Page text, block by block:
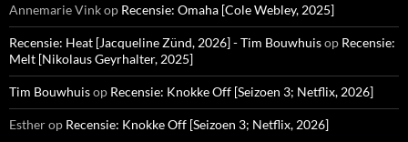
Annemarie Vinkop Recensie: Omaha [Cole Webley, 2025]
Recensie: Heat [Jacqueline Zünd, 2026] - Tim Bouwhuisop Recensie:
Melt [Nikolaus Geyrhalter, 2025]
Tim Bouwhuisop Recensie: Knokke Off [Seizoen 3; Netflix, 2026]
Estherop Recensie: Knokke Off [Seizoen 3; Netflix, 2026]